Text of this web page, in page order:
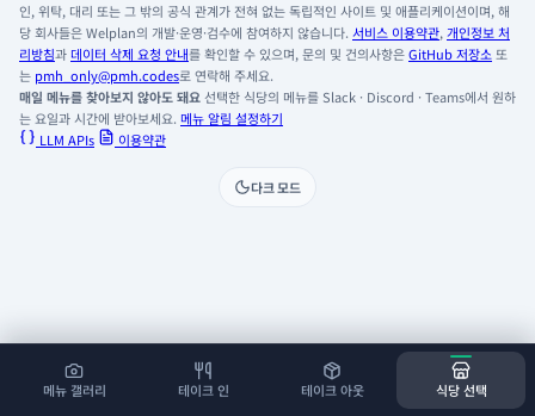
메뉴 갤러리 테이크 인 테이크 아웃 식당 선택
인, 위탁, 대리 또는 그 밖의 공식 관계가 전혀 없는 독립적인 사이트 및 애플리케이션이며, 해
당 회사들은 Welplan의 개발·운영·검수에 참여하지 않습니다. 서비스 이용약관, 개인정보 처
리방침과데이터 삭제 요청 안내를 확인할 수 있으며, 문의 및 건의사항은GitHub 저장소 또
는 pmh_only@pmh.codes로 연락해 주세요.
매일 메뉴를 찾아보지 않아도 돼요선택한 식당의 메뉴를 Slack · Discord · Teams에서 원하
는 요일과 시간에 받아보세요. 메뉴 알림 설정하기
LLM APIs
이용약관
다크 모드